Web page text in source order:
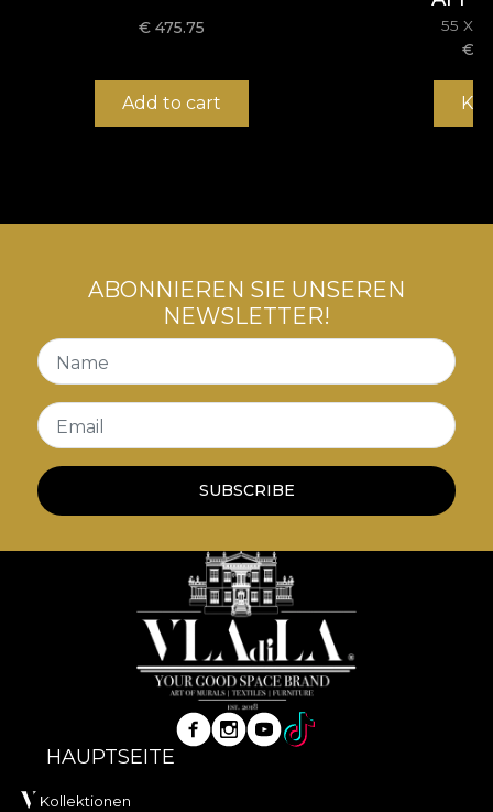
den höchsten Qualitätsstandards entspricht.
€475.75
Add to cart
55 X
€
ABONNIEREN SIE UNSEREN
NEWSLETTER!
Name
Email
SUBSCRIBE
HAUPTSEITE
Kollektionen